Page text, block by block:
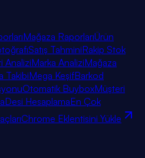
Mağaza RaporlarıÜrün
Satış TahminiRakip Stok
AnaliziMarka AnaliziMağaza
TakibiMega KeşifBarkod
Otomatik BuyboxMüşteri
Desi HesaplamaEn Çok
Chrome Eklentisini Yükle